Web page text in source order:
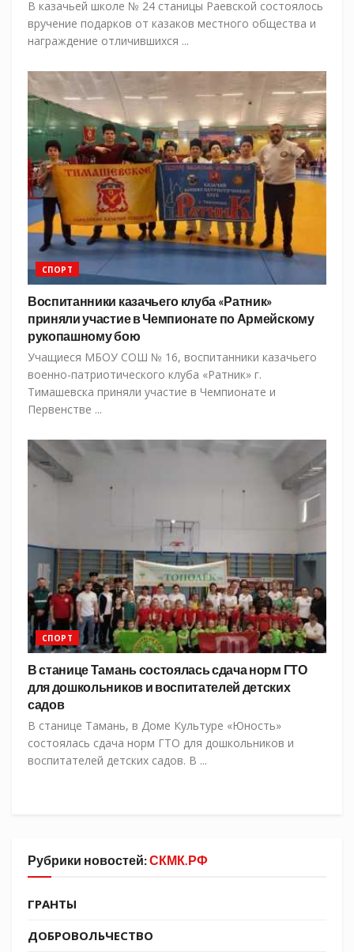
В казачьей школе № 24 станицы Раевской состоялось
вручение подарков от казаков местного общества и
награждение отличившихся ...
СПОРТ
Воспитанники казачьего клуба «Ратник»
приняли участие в Чемпионате по Армейскому
рукопашному бою
Учащиеся МБОУ СОШ № 16, воспитанники казачьего
военно-патриотического клуба «Ратник» г.
Тимашевска приняли участие в Чемпионате и
Первенстве ...
СПОРТ
В станице Тамань состоялась сдача норм ГТО
для дошкольников и воспитателей детских
садов
В станице Тамань, в Доме Культуре «Юность»
состоялась сдача норм ГТО для дошкольников и
воспитателей детских садов. В ...
Рубрики новостей:СКМК.РФ
ГРАНТЫ
ДОБРОВОЛЬЧЕСТВО